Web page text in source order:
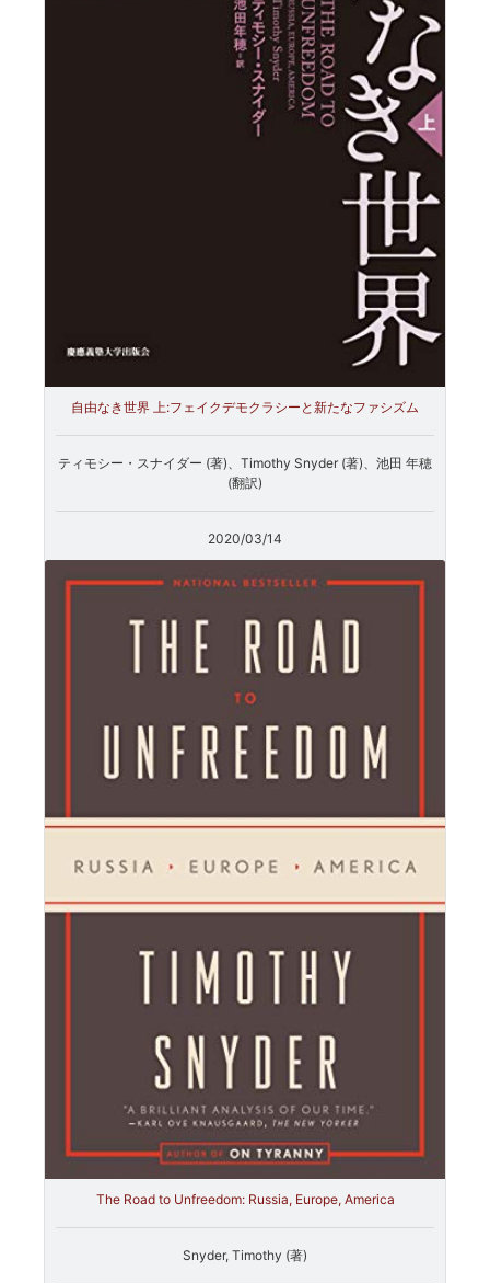
自由なき世界 上:フェイクデモクラシーと新たなファシズム
ティモシー・スナイダー (著)、Timothy Snyder (著)、池田 年穂
(翻訳)
2020/03/14
The Road to Unfreedom: Russia, Europe, America
Snyder, Timothy (著)